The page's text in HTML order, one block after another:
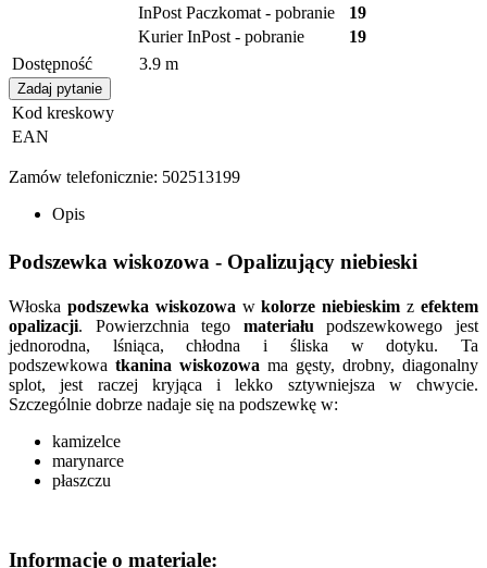
InPost Paczkomat - pobranie
19
Kurier InPost - pobranie
19
Dostępność
3.9 m
Zadaj pytanie
Kod kreskowy
EAN
Zamów telefonicznie: 502513199
Opis
Podszewka wiskozowa - Opalizujący niebieski
Włoska podszewka wiskozowa wkolorze niebieskim zefektem
opalizacji. Powierzchnia tego materiału podszewkowego jest
jednorodna, lśniąca, chłodna i śliska w dotyku. Ta
podszewkowa tkanina wiskozowa ma gęsty, drobny, diagonalny
splot, jest raczej kryjąca i lekko sztywniejsza w chwycie.
Szczególnie dobrze nadaje się na podszewkę w:
kamizelce
marynarce
płaszczu
Informacje o materiale: